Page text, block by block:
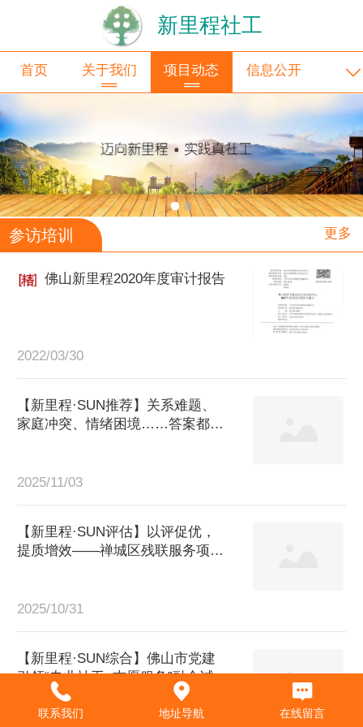
新里程社工
首页 关于我们 项目动态 信息公开
参访培训 更多
佛山新里程2020年度审计报告
2022/03/30
【新里程·SUN推荐】关系难题、
家庭冲突、情绪困境……答案都在
2025/11/03
【新里程·SUN评估】以评促优，
提质增效——禅城区残联服务项目
2025/10/31
【新里程·SUN综合】佛山市党建
引领“专业社工+志愿服务”融合试点
稳步推进，首轮实地督导深入四大
社区联系我们 地址导航 在线留言